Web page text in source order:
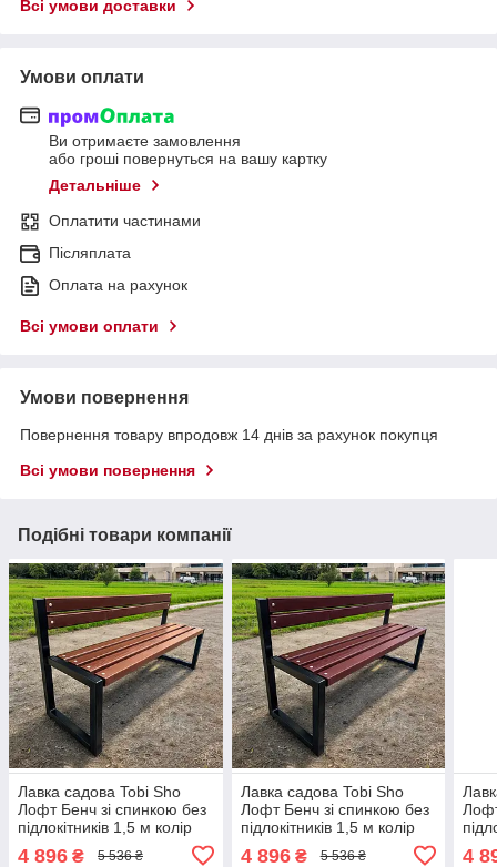
Всі умови доставки
Умови оплати
Ви отримаєте замовлення
або гроші повернуться на вашу картку
Детальніше
Оплатити частинами
Післяплата
Оплата на рахунок
Всі умови оплати
Умови повернення
Повернення товару впродовж 14 днів за рахунок покупця
Всі умови повернення
Подібні товари компанії
Лавка садова Tobi Sho
Лофт Бенч зі спинкою без
підлокітників 1,5 м колір
4 896 ₴ 5 536 ₴
Лавка садова Tobi Sho
Лофт Бенч зі спинкою без
підлокітників 1,5 м колір
4 896₴ 5 536 ₴ 4